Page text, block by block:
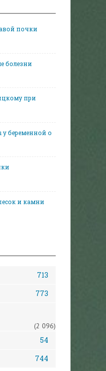
почки
болезни
при
беременной о
и камни
713
773
(2 096)
54
744